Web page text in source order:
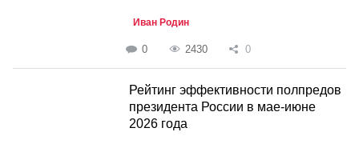
Иван Родин
0 2430 0
Рейтинг эффективности полпредов
президента России в мае-июне
2026 года